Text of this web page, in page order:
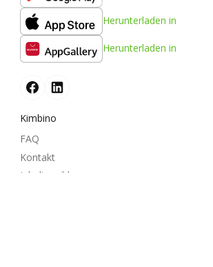
Herunterladen in
Herunterladen in
Kimbino
FAQ
Kontakt
Inhalt melden